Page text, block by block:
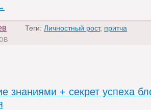
Теги: Личностный рост, притча
знаниями + секрет успеха